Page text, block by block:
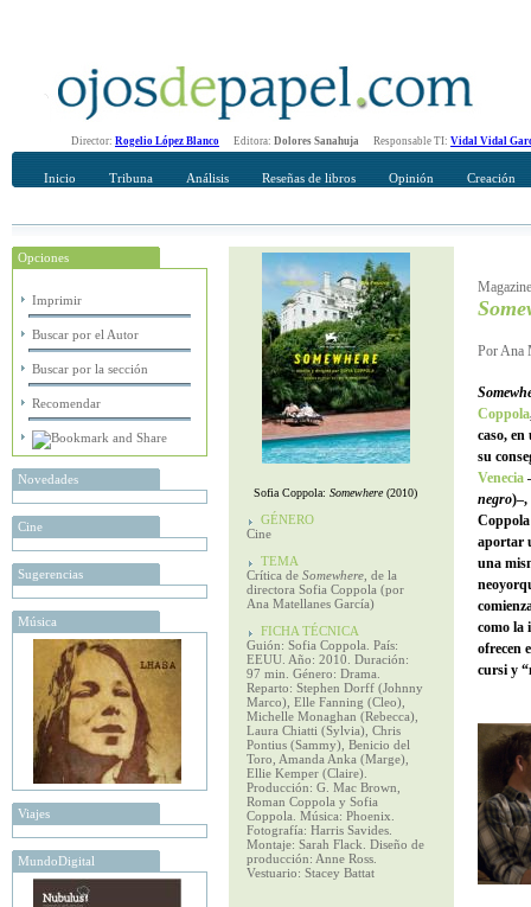
Director: Rogelio López Blanco Editora: Dolores Sanahuja Responsable TI: Vidal Vidal
Inicio Tribuna Análisis Reseñas de libros Opinión Creación
Opciones
Imprimir
Buscar por el Autor
Buscar por la sección
Recomendar
Novedades
Cine
Sugerencias
Música
Viajes
MundoDigital
Recomendar
Su nombre Completo
Sofia Coppola: Somewhere(2010)
GÉNERO
Cine
TEMA
Crítica de Somewhere , de la
directora Sofia Coppola (por
Ana Matellanes García)
FICHA TÉCNICA
Guión: Sofia Coppola. País:
EEUU. Año: 2010. Duración:
97 min. Género: Drama.
Reparto: Stephen Dorff (Johnny
Marco), Elle Fanning (Cleo),
Michelle Monaghan (Rebecca),
Laura Chiatti (Sylvia), Chris
Pontius (Sammy), Benicio del
Toro, Amanda Anka (Marge),
Ellie Kemper (Claire).
Producción: G. Mac Brown,
Roman Coppola y Sofia
Coppola. Música: Phoenix.
Fotografía: Harris Savides.
Montaje: Sarah Flack. Diseño de
producción: Anne Ross.
Vestuario: Stacey Battat
Por Ana
Coppola
caso,
su
Venecia
negro)–,
aportar
una
como la
ofrecen
cursi y